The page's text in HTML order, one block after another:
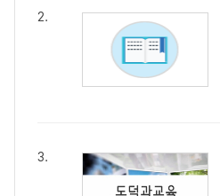
2.
3.